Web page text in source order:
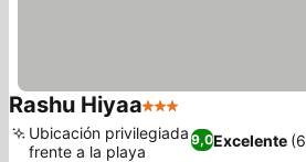
Rashu Hiyaa3 Estrellas
9,0Excelente
Ubicación privilegiada
frente a la playa